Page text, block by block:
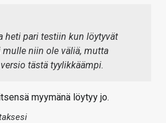
heti pari testiin kun löytyvät
mulle niin ole väliä, mutta
tästä tyylikkäämpi.
myymänä löytyy jo.